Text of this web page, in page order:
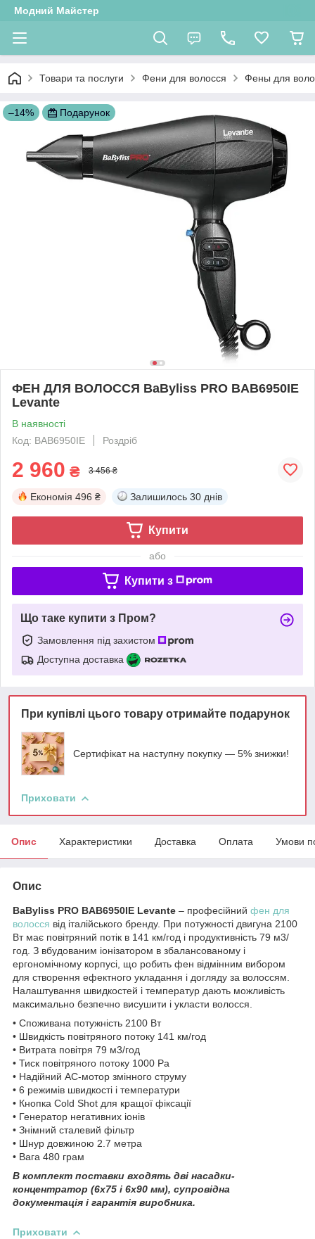
Модний Майстер
Товари та послуги Фени для волосся Фены для
–14% Подарунок
ФЕН ДЛЯ ВОЛОССЯ BaByliss PRO BAB6950IE
Levante
В наявності
Код: BAB6950IE
Роздріб
2 960 ₴ 3 456 ₴
Економія 496 ₴ Залишилось 30 днів
Купити
або
Купити з
Що таке купити з Пром?
Замовлення під захистом
Доступна доставка
При купівлі цього товару отримайте подарунок
Сертифікат на наступну покупку — 5% знижки!
Приховати
Опис Характеристики Доставка Оплата Умови
Опис
BaByliss PRO BAB6950IE Levante – професійний фен для
волосся від італійського бренду. При потужності двигуна 2100
Вт має повітряний потік в 141 км/год і продуктивність 79 м3/
год. З вбудованим іонізатором в збалансованому і
ергономічному корпусі, що робить фен відмінним вибором
для створення ефектного укладання і догляду за волоссям.
Налаштування швидкостей і температур дають можливість
максимально безпечно висушити і укласти волосся.
• Споживана потужність 2100 Вт
• Швидкість повітряного потоку 141 км/год
• Витрата повітря 79 м3/год
• Тиск повітряного потоку 1000 Pa
• Надійний AC-мотор змінного струму
• 6 режимів швидкості і температури
• Кнопка Cold Shot для кращої фіксації
• Генератор негативних іонів
• Знімний сталевий фільтр
• Шнур довжиною 2.7 метра
• Вага 480 грам
В комплект поставки входять дві насадки-
концентратор (6x75 і 6x90 мм), супровідна
документація і гарантія виробника.
Приховати